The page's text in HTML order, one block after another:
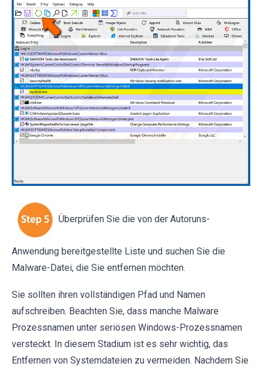
Überprüfen Sie die von der Autoruns-
Anwendung bereitgestellte Liste und suchen Sie die
Malware-Datei, die Sie entfernen möchten.
Sie sollten ihren vollständigen Pfad und Namen
aufschreiben. Beachten Sie, dass manche Malware
Prozessnamen unter seriösen Windows-Prozessnamen
versteckt. In diesem Stadium ist es sehr wichtig, das
Entfernen von Systemdateien zu vermeiden. Nachdem Sie